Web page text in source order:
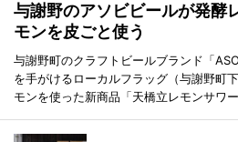
与謝野のアソビビールが発
モンを皮ごと使う
与謝野町のクラフトビールブランド「
を手がけるローカルフラッグ（与謝野町
モンを使った新商品「天橋立レモンサワー